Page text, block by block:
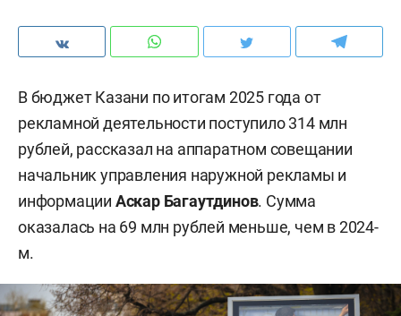
В бюджет Казани по итогам 2025 года от
рекламной деятельности поступило 314 млн
рублей, рассказал на аппаратном совещании
начальник управления наружной рекламы и
информации Аскар Багаутдинов. Сумма
оказалась на 69 млн рублей меньше, чем в 2024-
м.